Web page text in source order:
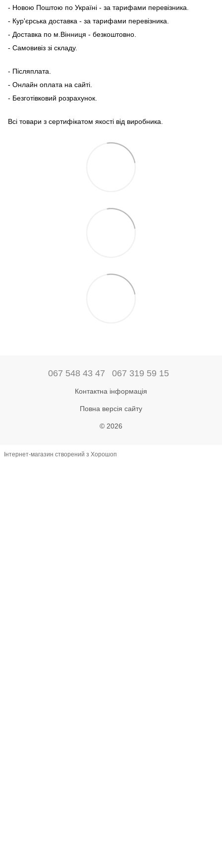
- Новою Поштою по Україні - за тарифами перевізника.
- Кур'єрська доставка - за тарифами перевізника.
- Доставка по м.Вінниця - безкоштовно.
- Самовивіз зі складу.
- Післяплата.
- Онлайн оплата на сайті.
- Безготівковий розрахунок.
Всі товари з сертифікатом якості від виробника.
067 548 43 47 067 319 59 15
Контактна інформація
Повна версія сайту
© 2026
Інтернет-магазин створений з Хорошоп